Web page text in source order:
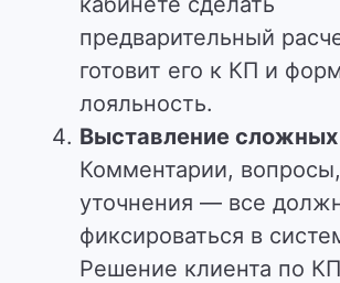
предварительный
готовит его к КП и
лояльность.
Выставление
Комментарии, вопросы,
уточнения — все
фиксироваться в
Решение клиента по